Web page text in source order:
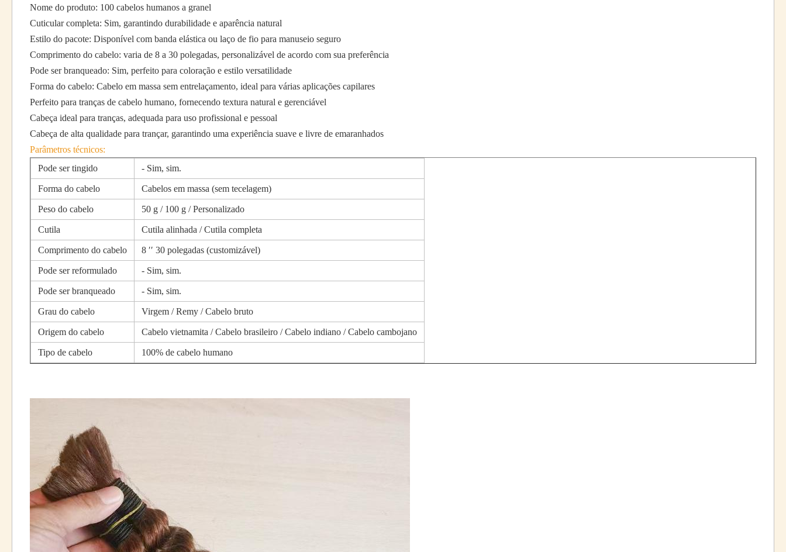
Nome do produto: 100 cabelos humanos a granel
Cuticular completa: Sim, garantindo durabilidade e aparência natural
Estilo do pacote: Disponível com banda elástica ou laço de fio para manuseio seguro
Comprimento do cabelo: varia de 8 a 30 polegadas, personalizável de acordo com sua preferência
Pode ser branqueado: Sim, perfeito para coloração e estilo versatilidade
Forma do cabelo: Cabelo em massa sem entrelaçamento, ideal para várias aplicações capilares
Perfeito para tranças de cabelo humano, fornecendo textura natural e gerenciável
Cabeça ideal para tranças, adequada para uso profissional e pessoal
Cabeça de alta qualidade para trançar, garantindo uma experiência suave e livre de emaranhados
Parâmetros técnicos:
Pode ser tingido
- Sim, sim.
Forma do cabelo Cabelos em massa (sem tecelagem)
Peso do cabelo 50 g / 100 g / Personalizado
Cutila Cutila alinhada / Cutila completa
Comprimento do cabelo 8 ′′ 30 polegadas (customizável)
Pode ser reformulado - Sim, sim.
Pode ser branqueado - Sim, sim.
Grau do cabelo Virgem / Remy / Cabelo bruto
Origem do cabelo Cabelo vietnamita / Cabelo brasileiro / Cabelo indiano / Cabelo cambojano
Tipo de cabelo 100% de cabelo humano